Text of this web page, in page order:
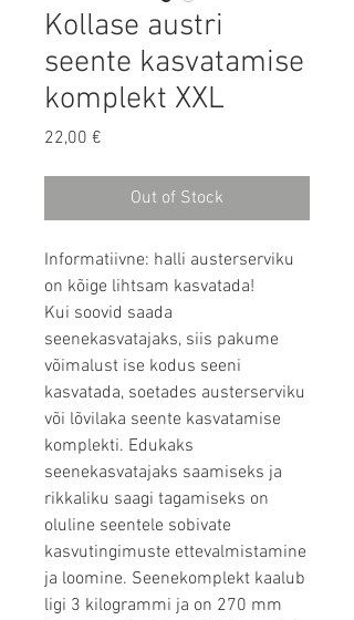
Kollase austri
seente kasvatamise
komplekt XXL
22,00 €
Out of Stock
Informatiivne: halli austerserviku
on kõige lihtsam kasvatada!
Kui soovid saada
seenekasvatajaks, siis pakume
võimalust ise kodus seeni
kasvatada, soetades austerserviku
või lõvilaka seente kasvatamise
komplekti. Edukaks
seenekasvatajaks saamiseks ja
rikkaliku saagi tagamiseks on
oluline seentele sobivate
kasvutingimuste ettevalmistamine
ja loomine. Seenekomplekt kaalub
ligi 3 kilogrammi ja on 270 mm